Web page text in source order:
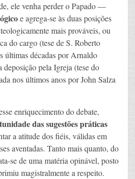
ele venha perder o Papado —
e agrega-se às duas posições
mais prováveis, ou
do cargo (tese de S. Roberto
últimas décadas por Arnaldo
pela Igreja (tese do
nos últimos anos por John Salza
enriquecimento do debate,
das sugestões práticas
a atitude dos fiéis, válidas em
aventadas. Tanto mais quanto, do
se de uma matéria opinável, posto
magistralmente a respeito.